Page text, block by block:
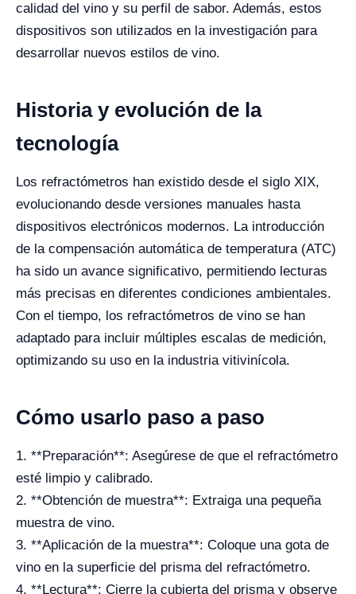
calidad del vino y su perfil de sabor. Además, estos
dispositivos son utilizados en la investigación para
desarrollar nuevos estilos de vino.
Historia y evolución de la
tecnología
Los refractómetros han existido desde el siglo XIX,
evolucionando desde versiones manuales hasta
dispositivos electrónicos modernos. La introducción
de la compensación automática de temperatura (ATC)
ha sido un avance significativo, permitiendo lecturas
más precisas en diferentes condiciones ambientales.
Con el tiempo, los refractómetros de vino se han
adaptado para incluir múltiples escalas de medición,
optimizando su uso en la industria vitivinícola.
Cómo usarlo paso a paso
1. **Preparación**: Asegúrese de que el refractómetro
esté limpio y calibrado.
2. **Obtención de muestra**: Extraiga una pequeña
muestra de vino.
3. **Aplicación de la muestra**: Coloque una gota de
vino en la superficie del prisma del refractómetro.
4. **Lectura**: Cierre la cubierta del prisma y observe